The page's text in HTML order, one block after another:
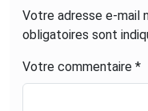
Votre adresse e-mail
obligatoires sont
Votre commentaire *